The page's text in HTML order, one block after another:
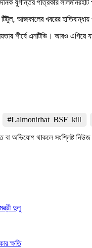
যুগান্তর পত্রিকার
টিটুল, আজকালের খবরের
শীর্ষে এনটিভি। আরও এগিয়ে
#Lalmonirhat_BSF_kill
অভিযোগ থাকলে সংশ্লিষ্ট
দুলু
ক্ষতি